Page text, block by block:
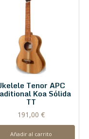
Tenor APC
Koa Sólida
TT
191,00 €
Añadir al carrito